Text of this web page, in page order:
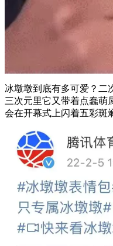
冰墩墩到底有多可爱？二
三次元里它又带着点蠢萌
会在开幕式上闪着五彩斑